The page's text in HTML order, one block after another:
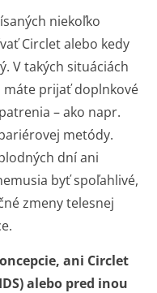
niekoľko
Circlet alebo kedy
V takých situáciách
máte prijať doplnkové
– ako napr.
metódy.
dní ani
byť spoľahlivé,
zmeny telesnej
ani Circlet
alebo pred inou